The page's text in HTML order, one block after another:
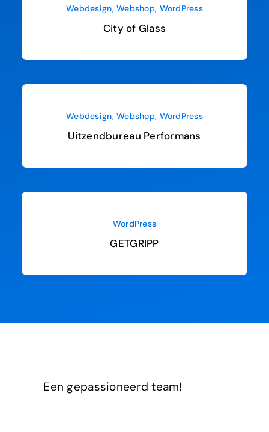
Webdesign,Webshop, WordPress
City of Glass
Webdesign,Webshop, WordPress
Uitzendbureau Performans
WordPress
GETGRIPP
Een gepassioneerd team!